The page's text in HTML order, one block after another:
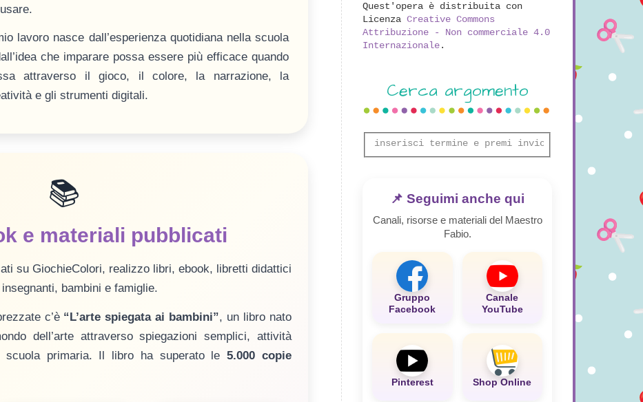
lavoro nasce dall’esperienza quotidiana nella scuola
che imparare possa essere più efficace quando
attraverso il gioco, il colore, la narrazione, la
e gli strumenti digitali.
📚
e materiali pubblicati
su GiochieColori, realizzo libri, ebook, libretti didattici
bambini e famiglie.
c’è “L’arte spiegata ai bambini”, un libro nato
dell’arte attraverso spiegazioni semplici, attività
scuola primaria. Il libro ha superato le5.000 copie
Quest'opera è distribuita con
Licenza Creative Commons
Attribuzione - Non commerciale 4.0
Internazionale.
Cerca argomento
📌 Seguimi anche qui
Canali, risorse e materiali del Maestro
Fabio.
Gruppo
Facebook
Canale
YouTube
Pinterest Shop Online